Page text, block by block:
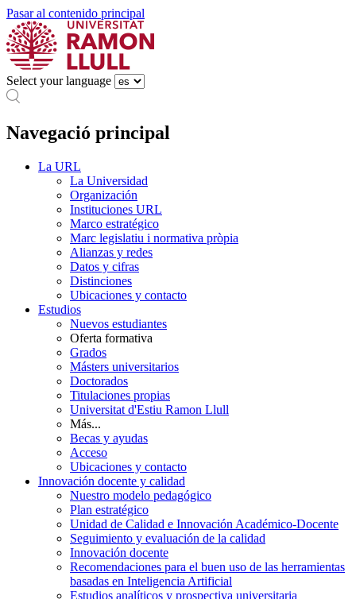
Pasar al contenido principal
Select your language
Navegació principal
La URL
La Universidad
Organización
Instituciones URL
Marco estratégico
Marc legislatiu i normativa pròpia
Alianzas y redes
Datos y cifras
Distinciones
Ubicaciones y contacto
Estudios
Nuevos estudiantes
Oferta formativa
Grados
Másters universitarios
Doctorados
Titulaciones propias
Universitat d'Estiu Ramon Llull
Más...
Becas y ayudas
Acceso
Ubicaciones y contacto
Innovación docente y calidad
Nuestro modelo pedagógico
Plan estratégico
Unidad de Calidad e Innovación Académico-Docente
Seguimiento y evaluación de la calidad
Innovación docente
Recomendaciones para el buen uso de las herramientas
basadas en Inteligencia Artificial
Estudios analíticos y prospectiva universitaria